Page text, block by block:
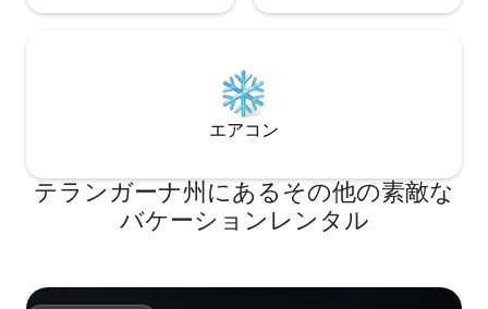
エアコン
テランガーナ州にあるその他の素敵な
バケーションレンタル